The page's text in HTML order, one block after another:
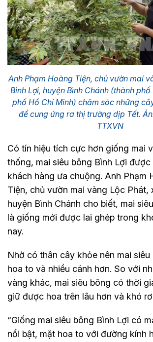
Anh Phạm Hoàng Tiện, chủ vườn mai
Bình Lợi, huyện Bình Chánh (thành
phố Hồ Chí Minh) chăm sóc những
để cung ứng ra thị trường dịp Tết.
TTXVN
Có tín hiệu tích cực hơn giống mai
thống, mai siêu bông Bình Lợi được
khách hàng ưa chuộng. Anh Phạm
Tiện, chủ vườn mai vàng Lộc Phát,
huyện Bình Chánh cho biết, mai
là giống mới được lai ghép trong
nay.
Nhờ có thân cây khỏe nên mai
hoa to và nhiều cánh hơn. So với
vàng khác, mai siêu bông có thời
giữ được hoa trên lâu hơn và khó
“Giống mai siêu bông Bình Lợi có
nổi bật, mặt hoa to với đường kính